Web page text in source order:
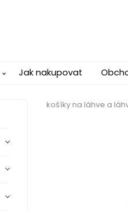
Jak nakupovat
košíky na láhve a